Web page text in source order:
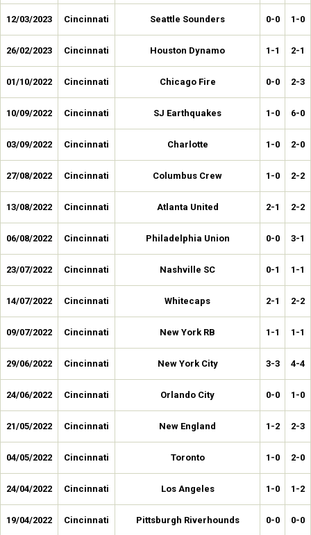
12/03/2023 Cincinnati Seattle Sounders 0-0 1-0
26/02/2023 Cincinnati Houston Dynamo 1-1 2-1
01/10/2022 Cincinnati Chicago Fire 0-0 2-3
10/09/2022 Cincinnati SJ Earthquakes 1-0 6-0
03/09/2022 Cincinnati Charlotte 1-0 2-0
27/08/2022 Cincinnati Columbus Crew 1-0 2-2
13/08/2022 Cincinnati Atlanta United 2-1 2-2
06/08/2022 Cincinnati Philadelphia Union 0-0 3-1
23/07/2022 Cincinnati Nashville SC 0-1 1-1
14/07/2022 Cincinnati Whitecaps 2-1 2-2
09/07/2022 Cincinnati New York RB 1-1 1-1
29/06/2022 Cincinnati New York City 3-3 4-4
24/06/2022 Cincinnati Orlando City 0-0 1-0
21/05/2022 Cincinnati New England 1-2 2-3
04/05/2022 Cincinnati Toronto 1-0 2-0
24/04/2022 Cincinnati Los Angeles 1-0 1-2
19/04/2022 Cincinnati Pittsburgh Riverhounds 0-0 0-0